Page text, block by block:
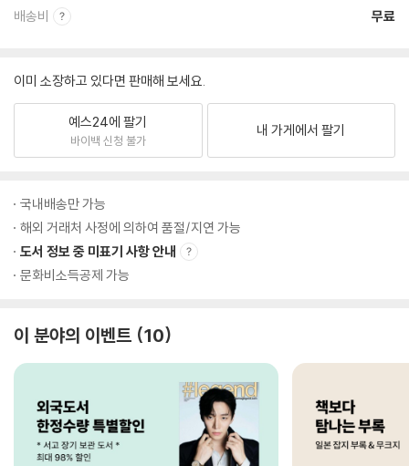
배송비 무료
이미 소장하고 있다면 판매해 보세요.
예스24에 팔기
바이백 신청 불가
내 가게에서 팔기
국내배송만 가능
해외 거래처 사정에 의하여 품절/지연 가능
도서 정보 중 미표기 사항 안내
문화비소득공제 가능
이 분야의 이벤트 10